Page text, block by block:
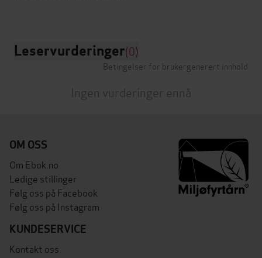
Leservurderinger(0)
Betingelser for brukergenerert innhold
Ingen vurderinger ennå
OM OSS
Om Ebok.no
Ledige stillinger
Følg oss på Facebook
Følg oss på Instagram
KUNDESERVICE
Kontakt oss